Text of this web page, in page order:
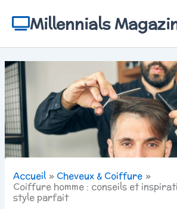
contenuMillennials
Accueil
Cheveux & Coiffure
Coiffure homme : conseils et
style parfait